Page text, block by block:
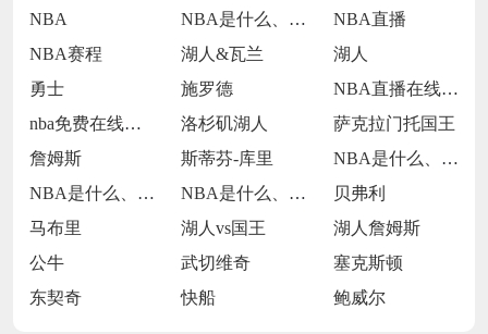
NBA NBA是什么、NBA直播、NBA在哪里直
NBA直播
NBA赛程
湖人&瓦兰
湖人
勇士
施罗德
NBA直播在线观看
nba免费在线高清直播
洛杉矶湖人
萨克拉门托国王
詹姆斯
斯蒂芬-库里
NBA是什么、NBA直播、NBA在哪里直
NBA是什么、NBA直播、NBA在哪里直
NBA是什么、NBA直播、湖人VS灰熊
贝弗利
马布里
湖人vs国王
湖人詹姆斯
公牛
武切维奇
塞克斯顿
东契奇
快船 鲍威尔